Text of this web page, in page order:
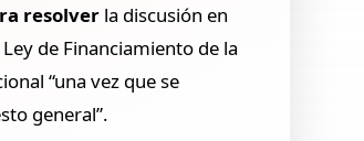
resolver la discusión en
de Financiamiento de la
“una vez que se
general”.